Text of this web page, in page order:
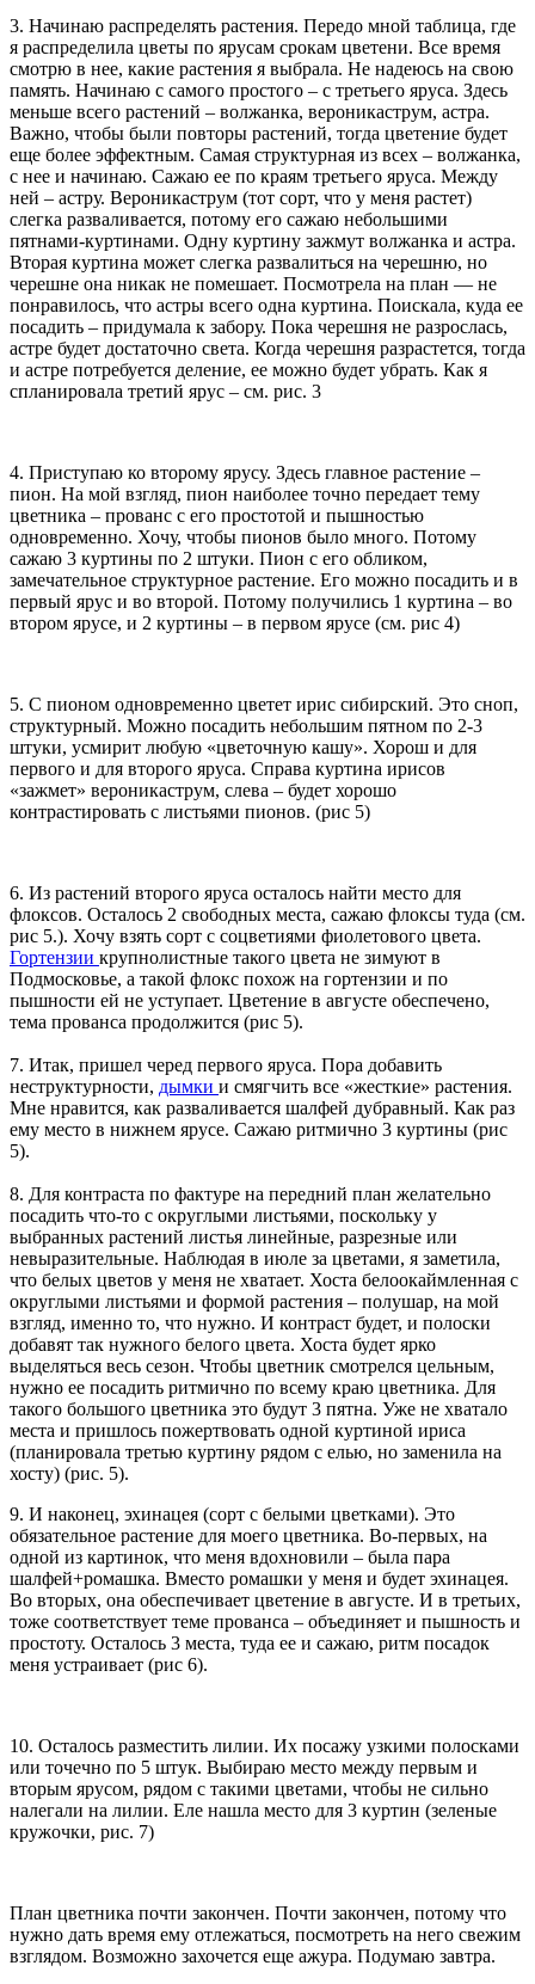
3. Начинаю распределять растения. Передо мной таблица, где
я распределила цветы по ярусам срокам цветени. Все время
смотрю в нее, какие растения я выбрала. Не надеюсь на свою
память. Начинаю с самого простого – с третьего яруса. Здесь
меньше всего растений – волжанка, вероникаструм, астра.
Важно, чтобы были повторы растений, тогда цветение будет
еще более эффектным. Самая структурная из всех – волжанка,
с нее и начинаю. Сажаю ее по краям третьего яруса. Между
ней – астру. Вероникаструм (тот сорт, что у меня растет)
слегка разваливается, потому его сажаю небольшими
пятнами-куртинами. Одну куртину зажмут волжанка и астра.
Вторая куртина может слегка развалиться на черешню, но
черешне она никак не помешает. Посмотрела на план — не
понравилось, что астры всего одна куртина. Поискала, куда ее
посадить – придумала к забору. Пока черешня не разрослась,
астре будет достаточно света. Когда черешня разрастется, тогда
и астре потребуется деление, ее можно будет убрать. Как я
спланировала третий ярус – см. рис. 3
4. Приступаю ко второму ярусу. Здесь главное растение –
пион. На мой взгляд, пион наиболее точно передает тему
цветника – прованс с его простотой и пышностью
одновременно. Хочу, чтобы пионов было много. Потому
сажаю 3 куртины по 2 штуки. Пион с его обликом,
замечательное структурное растение. Его можно посадить и в
первый ярус и во второй. Потому получились 1 куртина – во
втором ярусе, и 2 куртины – в первом ярусе (см. рис 4)
5. С пионом одновременно цветет ирис сибирский. Это сноп,
структурный. Можно посадить небольшим пятном по 2-3
штуки, усмирит любую «цветочную кашу». Хорош и для
первого и для второго яруса. Справа куртина ирисов
«зажмет» вероникаструм, слева – будет хорошо
контрастировать с листьями пионов. (рис 5)
6. Из растений второго яруса осталось найти место для
флоксов. Осталось 2 свободных места, сажаю флоксы туда (см.
рис 5.). Хочу взять сорт с соцветиями фиолетового цвета.
Гортензии крупнолистные такого цвета не зимуют в
Подмосковье, а такой флокс похож на гортензии и по
пышности ей не уступает. Цветение в августе обеспечено,
тема прованса продолжится (рис 5).
7. Итак, пришел черед первого яруса. Пора добавить
неструктурности, дымки и смягчить все «жесткие» растения.
Мне нравится, как разваливается шалфей дубравный. Как раз
ему место в нижнем ярусе. Сажаю ритмично 3 куртины (рис
5).
8. Для контраста по фактуре на передний план желательно
посадить что-то с округлыми листьями, поскольку у
выбранных растений листья линейные, разрезные или
невыразительные. Наблюдая в июле за цветами, я заметила,
что белых цветов у меня не хватает. Хоста белоокаймленная с
округлыми листьями и формой растения – полушар, на мой
взгляд, именно то, что нужно. И контраст будет, и полоски
добавят так нужного белого цвета. Хоста будет ярко
выделяться весь сезон. Чтобы цветник смотрелся цельным,
нужно ее посадить ритмично по всему краю цветника. Для
такого большого цветника это будут 3 пятна. Уже не хватало
места и пришлось пожертвовать одной куртиной ириса
(планировала третью куртину рядом с елью, но заменила на
хосту) (рис. 5).
9. И наконец, эхинацея (сорт с белыми цветками). Это
обязательное растение для моего цветника. Во-первых, на
одной из картинок, что меня вдохновили – была пара
шалфей+ромашка. Вместо ромашки у меня и будет эхинацея.
Во вторых, она обеспечивает цветение в августе. И в третьих,
тоже соответствует теме прованса – объединяет и пышность и
простоту. Осталось 3 места, туда ее и сажаю, ритм посадок
меня устраивает (рис 6).
10. Осталось разместить лилии. Их посажу узкими полосками
или точечно по 5 штук. Выбираю место между первым и
вторым ярусом, рядом с такими цветами, чтобы не сильно
налегали на лилии. Еле нашла место для 3 куртин (зеленые
кружочки, рис. 7)
План цветника почти закончен. Почти закончен, потому что
нужно дать время ему отлежаться, посмотреть на него свежим
взглядом. Возможно захочется еще ажура. Подумаю завтра.